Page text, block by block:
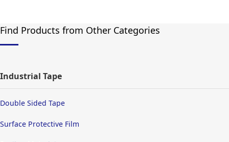
Find Products from Other Categories
Industrial Tape
Double Sided Tape
Surface Protective Film